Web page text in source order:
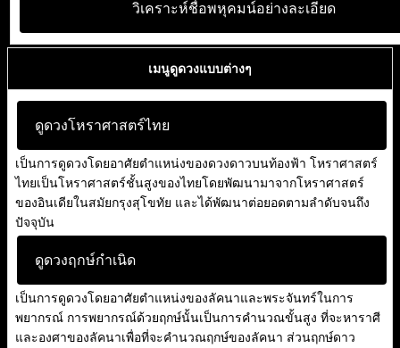
วิเคราะห์ชื่อพหุคมน์อย่างละเอียด
เมนูดูดวงแบบต่างๆ
ดูดวงโหราศาสตร์ไทย
เป็นการดูดวงโดยอาศัยตำแหน่งของดวงดาวบนท้องฟ้า โหราศาสตร์
ไทยเป็นโหราศาสตร์ชั้นสูงของไทยโดยพัฒนามาจากโหราศาสตร์
ของอินเดียในสมัยกรุงสุโขทัย และได้พัฒนาต่อยอดตามลำดับจนถึง
ปัจจุบัน
ดูดวงฤกษ์กำเนิด
เป็นการดูดวงโดยอาศัยตำแหน่งของลัคนาและพระจันทร์ในการ
พยากรณ์ การพยากรณ์ด้วยฤกษ์นั้นเป็นการคำนวณขั้นสูง ที่จะหาราศี
และองศาของลัคนาเพื่อที่จะคำนวณฤกษ์ของลัคนา ส่วนฤกษ์ดาว